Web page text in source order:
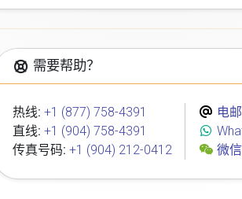
需要帮助？
热线: +1 (877) 758-4391
直线: +1 (904) 758-4391
传真号码: +1 (904) 212-0412
电邮
微信